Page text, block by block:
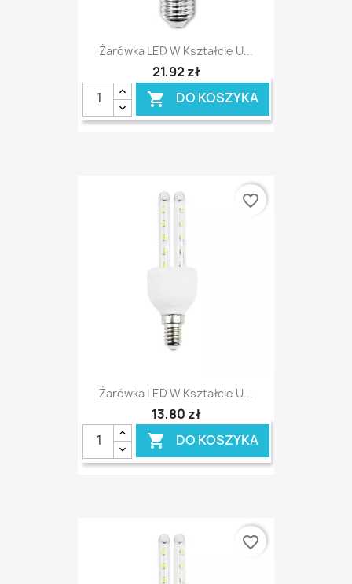
Żarówka LED W Kształcie U...
21,92 zł
 DO KOSZYKA
Żarówka LED W Kształcie U...
13,80 zł
 DO KOSZYKA
favorite_border
favorite_border